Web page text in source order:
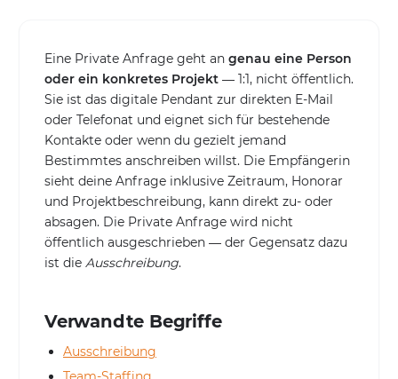
Eine Private Anfrage geht an genau eine Person
oder ein konkretes Projekt — 1:1, nicht öffentlich.
Sie ist das digitale Pendant zur direkten E-Mail
oder Telefonat und eignet sich für bestehende
Kontakte oder wenn du gezielt jemand
Bestimmtes anschreiben willst. Die Empfängerin
sieht deine Anfrage inklusive Zeitraum, Honorar
und Projektbeschreibung, kann direkt zu- oder
absagen. Die Private Anfrage wird nicht
öffentlich ausgeschrieben — der Gegensatz dazu
ist die Ausschreibung.
Verwandte Begriffe
Ausschreibung